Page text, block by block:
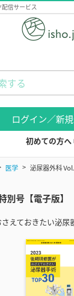
信サービス
ログイン／新
初めての方へ
医学 泌尿器外科
号【電子版】
えておきたい泌尿